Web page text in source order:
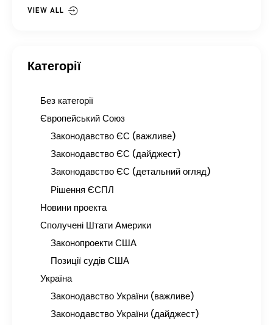
VIEW ALL
Категорії
Без категорії
Європейський Союз
Законодавство ЄС (важливе)
Законодавство ЄС (дайджест)
Законодавство ЄС (детальний огляд)
Рішення ЄСПЛ
Новини проекта
Сполучені Штати Америки
Законопроекти США
Позиції судів США
Україна
Законодавство України (важливе)
Законодавство України (дайджест)